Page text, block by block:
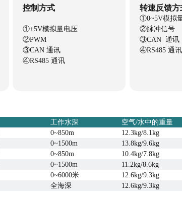
控制方式
①±5V模拟量电压
②PWM
③CAN 通讯
④RS485 通讯
转速反馈方
①0~5V模拟
②脉冲信号
③CAN 通讯
④RS485 通讯
工作水深
空气/水中的重量
0~850m
12.3kg/8.1kg
0~1500m
13.8kg/9.6kg
0~850m
10.4kg/7.8kg
0~1500m
11.2kg/8.6kg
0~6000米
12.6kg/9.3kg
全海深 12.6kg/9.3kg